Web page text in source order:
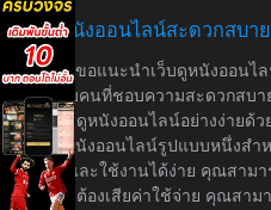
ดูหนังออนไลน์สะดวกสบาย
ขอแนะนำเว็บดูหนังออนไ
สำหรับคนที่ชอบความสะดวกสบาย
บริการดูหนังออนไลน์อย่างง่ายด้ว
เว็บดูหนังออนไลน์รูปแบบหนึ่งส
ระบบและใช้งานได้ง่าย คุณสาม
โดยไม่ต้องเสียค่าใช้จ่าย คุณสา